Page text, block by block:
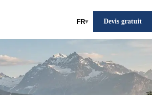
FR▾ Devis gratuit